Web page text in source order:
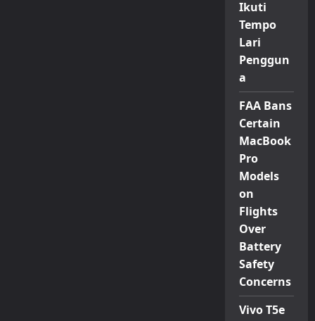
Ikuti
Tempo
Lari
Penggun
a
FAA Bans
Certain
MacBook
Pro
Models
on
Flights
Over
Battery
Safety
Concerns
Vivo T5e